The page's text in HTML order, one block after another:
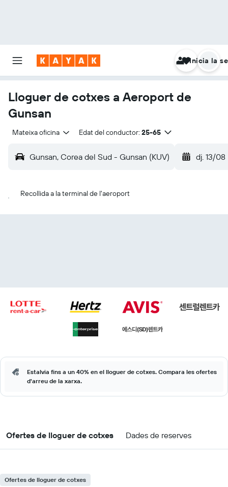
Inicia la
Lloguer de cotxes a Aeroport de
Gunsan
Mateixa oficina Edat del conductor: 25-65
Gunsan, Corea del Sud - Gunsan (KUV) dj. 13/08
Recollida a la terminal de l'aeroport
Estalvia fins a un 40% en el lloguer de cotxes. Compara les ofertes
d'arreu de la xarxa.
Ofertes de lloguer de cotxes Dades de reserves
Ofertes de lloguer de cotxes